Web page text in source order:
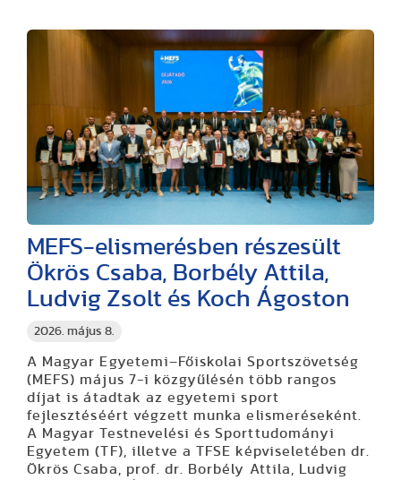
2026. május 8.
MEFS-elismerésben részesült
Ökrös Csaba, Borbély Attila,
Ludvig Zsolt és Koch Ágoston
A Magyar Egyetemi–Főiskolai Sportszövetség
(MEFS) május 7-i közgyűlésén több rangos
díjat is átadtak az egyetemi sport
fejlesztéséért végzett munka elismeréseként.
A Magyar Testnevelési és Sporttudományi
Egyetem (TF), illetve a TFSE képviseletében dr.
Ökrös Csaba, prof. dr. Borbély Attila, Ludvig